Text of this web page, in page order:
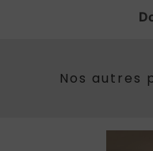
Nos autres